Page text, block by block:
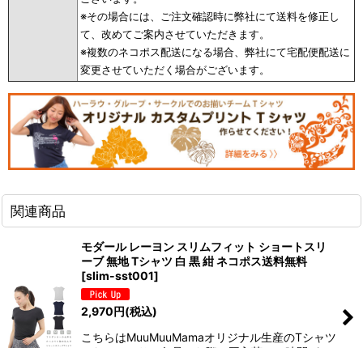
※その場合には、ご注文確認時に弊社にて送料を修正し
て、改めてご案内させていただきます。
※複数のネコポス配送になる場合、弊社にて宅配便配送に
変更させていただく場合がございます。
関連商品
モダール レーヨン スリムフィット ショートスリ
ーブ 無地 Tシャツ 白 黒 紺 ネコポス送料無料
[slim-sst001]
2,970円(税込)
こちらはMuuMuuMamaオリジナル生産のTシャツ